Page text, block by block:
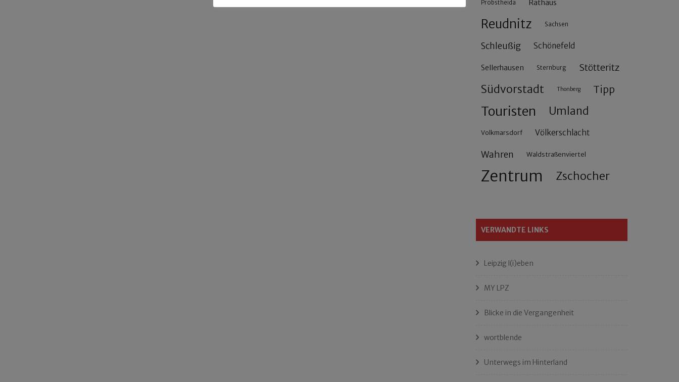
Probstheida Rathaus
Reudnitz Sachsen
Schleußig Schönefeld
Sellerhausen Sternburg Stötteritz
Südvorstadt Thonberg Tipp
Touristen Umland
Volkmarsdorf Völkerschlacht
Wahren Waldstraßenviertel
Zentrum Zschocher
VERWANDTE LINKS
Leipzig l(i)eben
MY LPZ
Blicke in die Vergangenheit
wortblende
Unterwegs im Hinterland